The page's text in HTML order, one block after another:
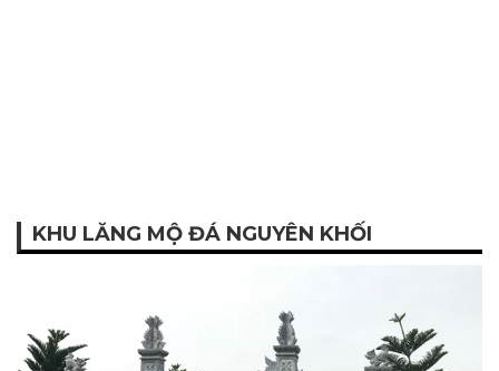
KHU LĂNG MỘ ĐÁ NGUYÊN KHỐI